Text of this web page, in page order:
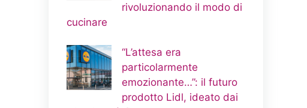
rivoluzionando il modo di
cucinare
“L’attesa era
particolarmente
emozionante…”: il futuro
prodotto Lidl, ideato dai